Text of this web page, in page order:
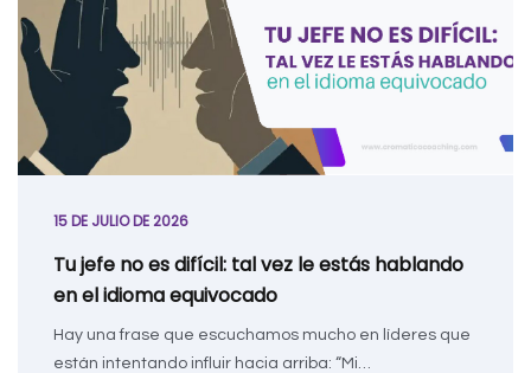
15 DE JULIO DE 2026
Tu jefe no es difícil: tal vez le estás hablando
en el idioma equivocado
Hay una frase que escuchamos mucho en líderes que
están intentando influir hacia arriba: “Mi…